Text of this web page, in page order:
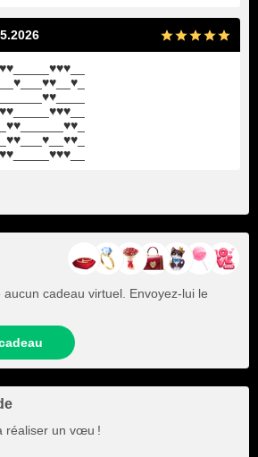
cadeau virtuel. Envoyez-lui le
réaliser un vœu !